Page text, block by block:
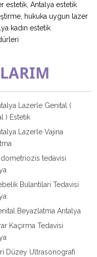
estetik, Antalya estetik
hukuka uygun lazer
kadın estetik
Lazerle Genital (
) Estetik
Lazerle Vajina
tedavisi
Bulantilari Tedavisi
Beyazlatma Antalya
Kaçirma Tedavisi
Düzey Ultrasonografi